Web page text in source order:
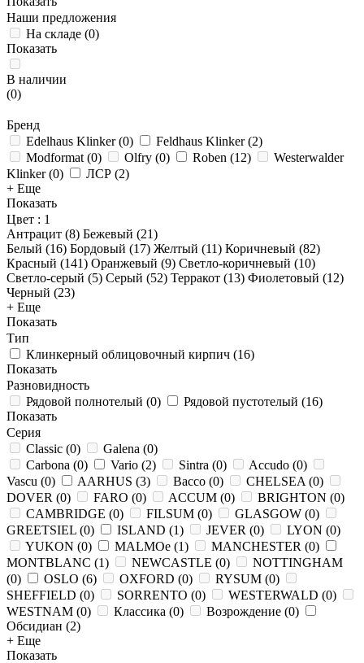
Наши предложения
На складе (0)
Показать
В наличии
(0)
Бренд
Edelhaus Klinker(0) Feldhaus Klinker(2)
Modformat (0) Olfry (0) Roben (12)
Westerwalder
Klinker(0) ЛСР (2)
+ Еще
Показать
Цвет : 1
Антрацит (8) Бежевый (21)
Белый (16) Бордовый (17) Желтый (11) Коричневый (82)
Красный (141) Оранжевый (9) Светло-коричневый (10)
Светло-серый (5) Серый (52) Терракот (13) Фиолетовый (12)
Черный (23)
+ Еще
Показать
Тип
Клинкерный облицовочный кирпич (16)
Показать
Разновидность
Рядовой полнотелый (0) Рядовой пустотелый (16)
Показать
Серия
Classic (0) Galena (0)
Carbona (0) Vario (2) Sintra (0) Accudo (0)
Vascu (0) AARHUS (3) Bacco (0) CHELSEA (0)
DOVER (0) FARO (0) ACCUM (0) BRIGHTON (0)
CAMBRIDGE (0) FILSUM (0) GLASGOW (0)
GREETSIEL (0) ISLAND (1) JEVER (0) LYON (0)
YUKON (0) MALMOe (1) MANCHESTER (0)
MONTBLANC (1) NEWCASTLE (0)
NOTTINGHAM
(0) OSLO (6) OXFORD (0) RYSUM (0)
SHEFFIELD (0) SORRENTO (0) WESTERWALD (0)
WESTNAM (0) Классика (0) Возрождение (0)
Обсидиан (2)
+ Еще
Показать